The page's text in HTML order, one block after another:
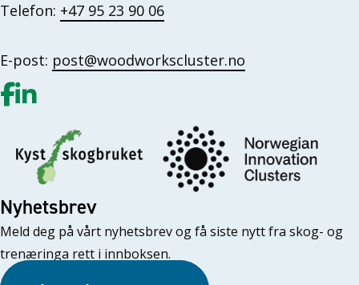
Telefon: +47 95 23 90 06
E-post: post@woodworkscluster.no
Gå til vår Facebook
Gå til vår LinkedIn
Nyhetsbrev
Meld deg på vårt nyhetsbrev og få siste nytt fra skog- og
trenæringa rett i innboksen.